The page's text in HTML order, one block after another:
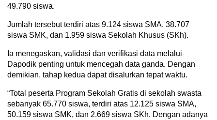
49.790 siswa.
Jumlah tersebut terdiri atas 9.124 siswa SMA, 38.707
siswa SMK, dan 1.959 siswa Sekolah Khusus (SKh).
Ia menegaskan, validasi dan verifikasi data melalui
Dapodik penting untuk mencegah data ganda. Dengan
demikian, tahap kedua dapat disalurkan tepat waktu.
“Total peserta Program Sekolah Gratis di sekolah swasta
sebanyak 65.770 siswa, terdiri atas 12.125 siswa SMA,
50.159 siswa SMK, dan 2.669 siswa SKh. Dengan adanya